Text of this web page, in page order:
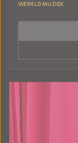
WERELDMUZIEK